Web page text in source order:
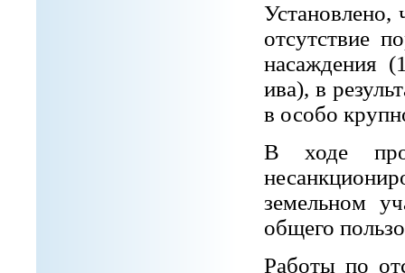
Установлено,
отсутствие
насаждения
ива), в
в особо
В ходе
земельном
общего
Работы по